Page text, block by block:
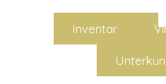
Inventar